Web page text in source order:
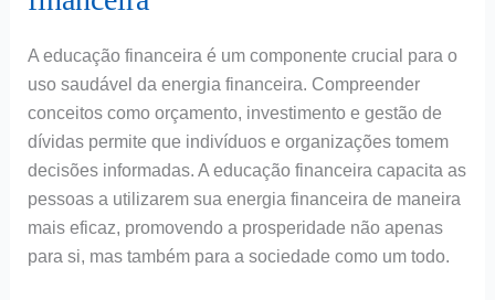
A educação financeira é um componente crucial para o
uso saudável da energia financeira. Compreender
conceitos como orçamento, investimento e gestão de
dívidas permite que indivíduos e organizações tomem
decisões informadas. A educação financeira capacita as
pessoas a utilizarem sua energia financeira de maneira
mais eficaz, promovendo a prosperidade não apenas
para si, mas também para a sociedade como um todo.